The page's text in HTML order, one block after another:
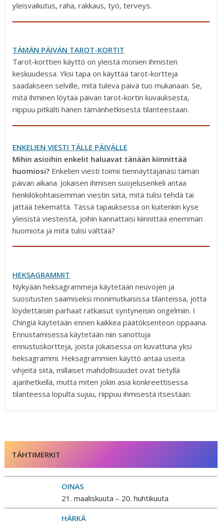
yleisvaikutus, raha, rakkaus, työ, terveys.
TÄMÄN PÄIVÄN TAROT-KORTIT
Tarot-korttien käyttö on yleistä monien ihmisten
keskuudessa. Yksi tapa on käyttää tarot-kortteja
saadakseen selville, mitä tuleva päivä tuo mukanaan. Se,
mitä ihminen löytää päivän tarot-kortin kuvauksesta,
riippuu pitkälti hänen tämänhetkisestä tilanteestaan.
ENKELIEN VIESTI TÄLLE PÄIVÄLLE
Mihin asioihin enkelit haluavat tänään kiinnittää
huomiosi? Enkelien viesti toimii tiennäyttäjänäsi tämän
päivän aikana. Jokaisen ihmisen suojelusenkeli antaa
henkilökohtaisemman viestin siitä, mitä tulisi tehdä tai
jättää tekemättä. Tässä tapauksessa on kuitenkin kyse
yleisistä viesteistä, joihin kannattaisi kiinnittää enemmän
huomiota ja mitä tulisi välttää?
HEKSAGRAMMIT
Nykyään heksagrammeja käytetään neuvojen ja
suositusten saamiseksi monimutkaisissa tilanteissa, jotta
löydettäisiin parhaat ratkaisut syntyneisiin ongelmiin. I
Chingiä käytetään ennen kaikkea päätöksenteon oppaana.
Ennustamisessa käytetään niin sanottuja
ennustuskortteja, joista jokaisessa on kuvattuna yksi
heksagrammi. Heksagrammien käyttö antaa useita
vihjeitä siitä, millaiset mahdollisuudet ovat tietyllä
ajanhetkellä, mutta miten jokin asia konkreettisessa
tilanteessa lopulta sujuu, riippuu ihmisestä itsestään.
TÄHTIMERKIT
OINAS
21. maaliskuuta – 20. huhtikuuta
HÄRKÄ